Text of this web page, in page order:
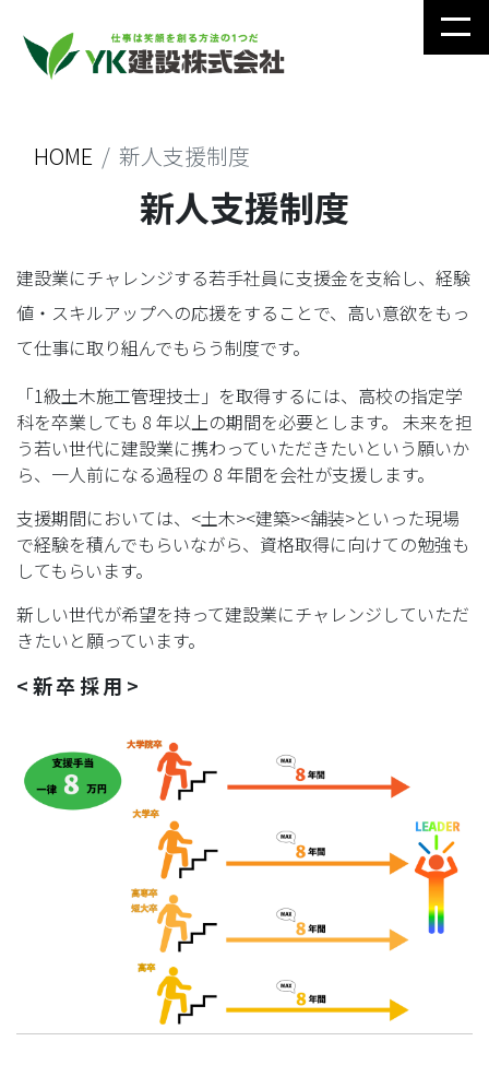
HOME 新人支援制度
新人支援制度
建設業にチャレンジする若手社員に支援金を支給し、経験
値・スキルアップへの応援をすることで、高い意欲をもっ
て仕事に取り組んでもらう制度です。
「1級土木施工管理技士」を取得するには、高校の指定学
科を卒業しても 8 年以上の期間を必要とします。 未来を担
う若い世代に建設業に携わっていただきたいという願いか
ら、一人前になる過程の 8 年間を会社が支援します。
支援期間においては、<土木><建築><舗装>といった現場
で経験を積んでもらいながら、資格取得に向けての勉強も
してもらいます。
新しい世代が希望を持って建設業にチャレンジしていただ
きたいと願っています。
<新卒採用>